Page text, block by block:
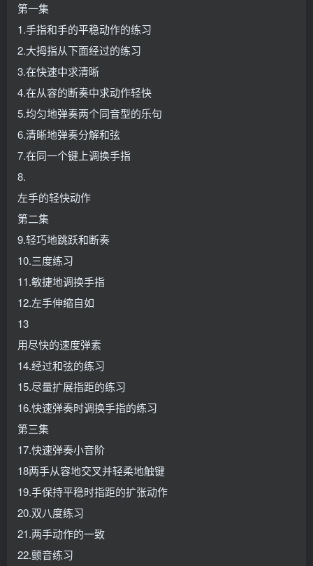
第一集
1.手指和手的平稳动作的练习
2.大拇指从下面经过的练习
3.在快速中求清晰
4.在从容的断奏中求动作轻快
5.均匀地弹奏两个同音型的乐句
6.清晰地弹奏分解和弦
7.在同一个键上调换手指
8.
左手的轻快动作
第二集
9.轻巧地跳跃和断奏
10.三度练习
11.敏捷地调换手指
12.左手伸缩自如
13
用尽快的速度弹素
14.经过和弦的练习
15.尽量扩展指距的练习
16.快速弹奏时调换手指的练习
第三集
17.快速弹奏小音阶
18两手从容地交叉并轻柔地触键
19.手保持平稳时指距的扩张动作
20.双八度练习
21.两手动作的一致
22.颤音练习